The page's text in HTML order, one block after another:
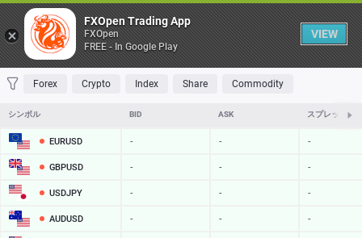
Table
FAVORITES MOST TRADED TOP RISERS TOP FALLERS MOST
Forex Crypto Index Share Commodity
シンボル BID ASK スプレッド
EURUSD - - -
GBPUSD - - -
USDJPY - - -
AUDUSD - - -
FXOpen Trading App
FXOpen
FREE - In Google Play
VIEW